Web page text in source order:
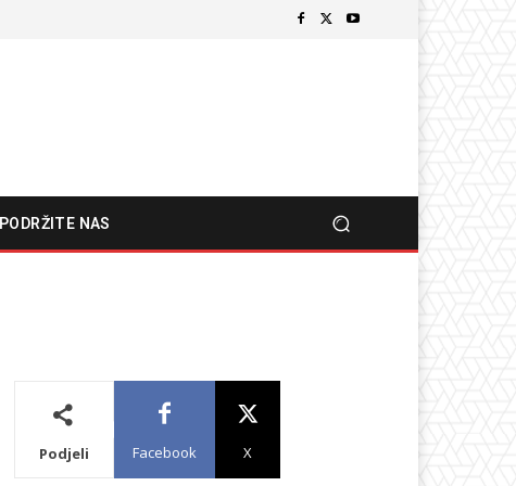
PODRŽITE NAS
Podjeli Facebook X